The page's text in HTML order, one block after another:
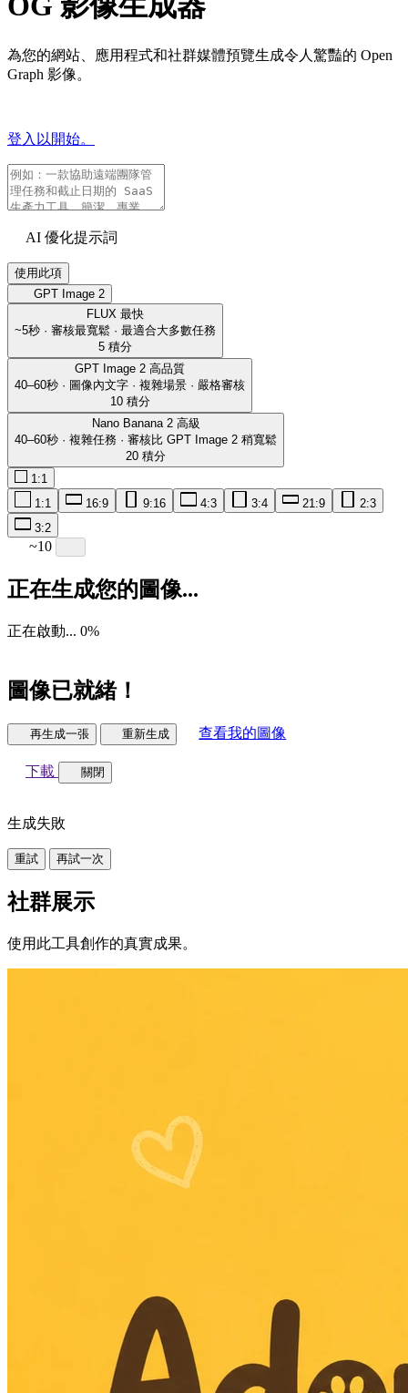
為您的網站、應用程式和社群媒體預覽生成令人驚豔的 Open
Graph 影像。
登入以開始。
AI 優化提示詞
使用此項
GPT Image 2
FLUX 最快
~5秒 · 審核最寬鬆 · 最適合大多數任務
5 積分
GPT Image 2 高品質
40–60秒 · 圖像內文字 · 複雜場景 · 嚴格審核
10 積分
Nano Banana 2 高級
40–60秒 · 複雜任務 · 審核比 GPT Image 2 稍寬鬆
20 積分
1:1
1:1
16:9 9:16 4:3 3:4 21:9
2:3
3:2
~10
正在生成您的圖像...
正在啟動... 0%
圖像已就緒！
再生成一張 重新生成 查看我的圖像
下載 關閉
生成失敗
重試 再試一次
社群展示
使用此工具創作的真實成果。